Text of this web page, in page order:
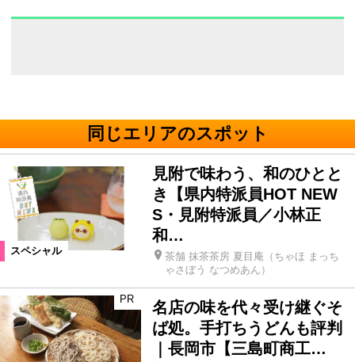
同じエリアのスポット
スペシャル
見附で味わう、和のひとと
き【県内特派員HOT NEW
S・見附特派員／小林正
和…
茶舗 抹茶茶房 夏目庵（ちゃほ まっち
ゃさぼう なつめあん）
PR
名店の味を代々受け継ぐそ
ば処。手打ちうどんも評判
｜長岡市【三島町商工…